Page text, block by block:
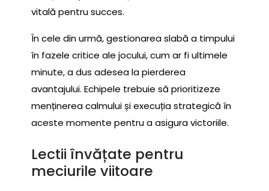
vitală pentru succes.
În cele din urmă, gestionarea slabă a timpului
în fazele critice ale jocului, cum ar fi ultimele
minute, a dus adesea la pierderea
avantajului. Echipele trebuie să prioritizeze
menținerea calmului și execuția strategică în
aceste momente pentru a asigura victoriile.
Lectii învățate pentru
meciurile viitoare